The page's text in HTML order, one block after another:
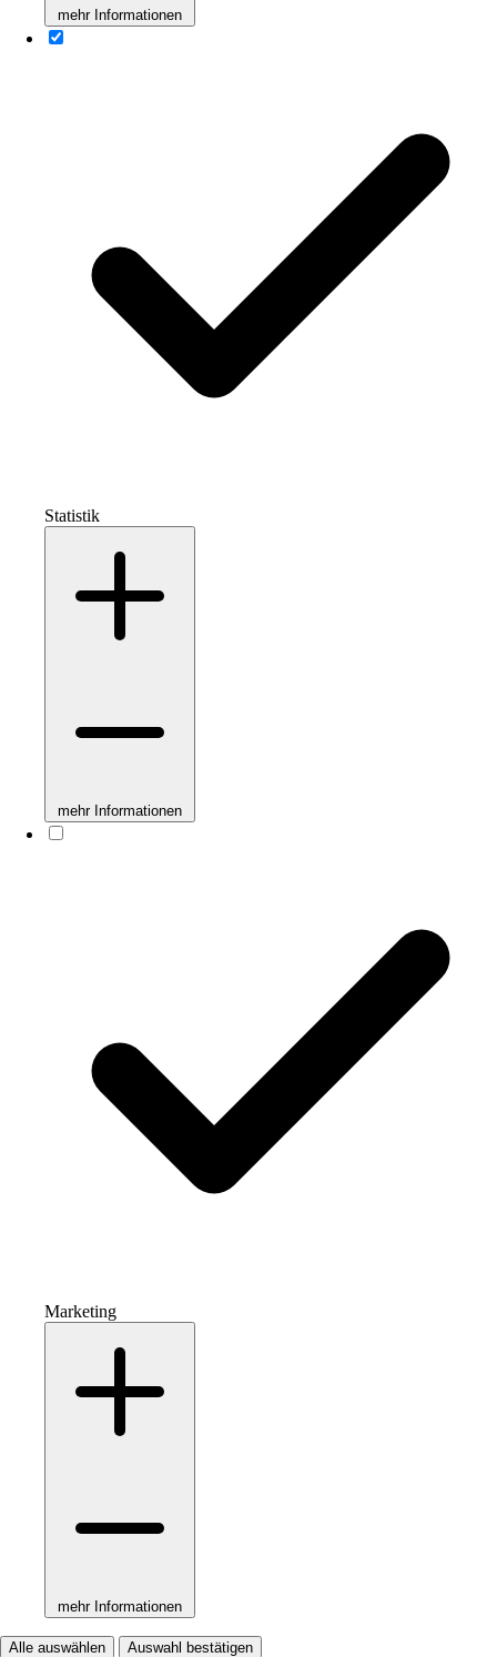
mehr Informationen
Statistik
mehr Informationen
Marketing
mehr Informationen
Alle auswählen Auswahl bestätigen